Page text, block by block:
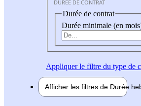
DURÉE DE CONTRAT
Durée de contrat
Durée minimale (en
Appliquerle filtre du type de
Afficher les filtres de Durée